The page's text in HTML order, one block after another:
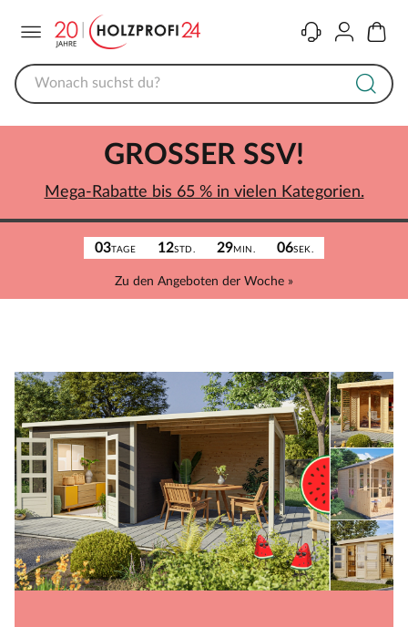
KontaktKonto
03TAGE 12STD. 29MIN. 06SEK.
Zu den Angeboten der Woche »
GROSSER SSV!
Mega-Rabatte bis 65 % in vielen Kategorien.